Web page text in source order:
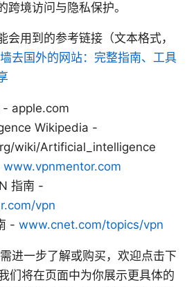
跨境访问与隐私保护。
会用到的参考链接（文本格式，
去国外的网站：完整指南、工具
apple.com
Wikipedia -
wiki/Artificial_intelligence
www.vpnmentor.com
指南 -
vpn
- www.cnet.com/topics/vpn
进一步了解或购买，欢迎点击下
们将在页面中为你展示更具体的